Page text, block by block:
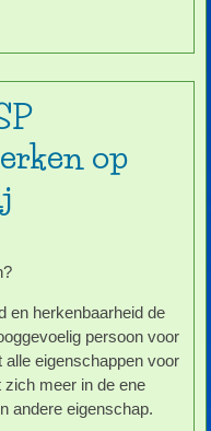
op
en herkenbaarheid de
persoon voor
alle eigenschappen voor
zich meer in de ene
andere eigenschap.